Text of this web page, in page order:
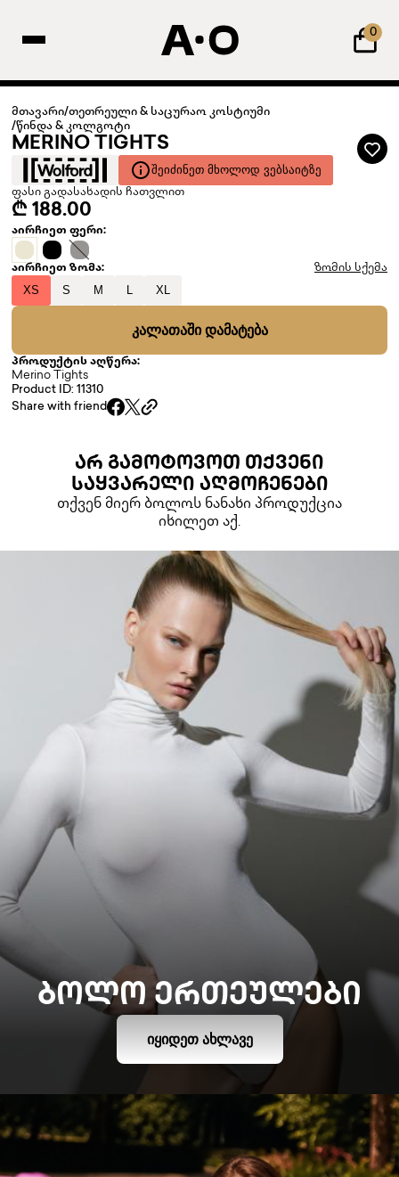
0
მთავარი/თეთრეული & საცურაო კოსტიუმი
/წინდა & კოლგოტი
MERINO TIGHTS
ᲨᲔᲘᲫᲘᲜᲔᲗ ᲛᲮᲝᲚᲝᲓ ᲕᲔᲑᲡᲐᲘᲢᲖᲔ
ფასი გადასახადის ჩათვლით
₾ 188.00
აირჩიეთ ფერი:
აირჩიეთ ზომა: ზომის სქემა
XS S M L XL
ᲙᲐᲚᲐᲗᲐᲨᲘ ᲓᲐᲛᲐᲢᲔᲑᲐ
პროდუქტის აღწერა:
Merino Tights
Product ID: 11310
Share with friend
ᲐᲠ ᲒᲐᲛᲝᲢᲝᲕᲝᲗ ᲗᲥᲕᲔᲜᲘ
ᲡᲐᲧᲕᲐᲠᲔᲚᲘ ᲐᲦᲛᲝᲩᲔᲜᲔᲑᲘ
თქვენ მიერ ბოლოს ნანახი პროდუქცია
იხილეთ აქ.
ᲑᲝᲚᲝ ᲔᲠᲗᲔᲣᲚᲔᲑᲘ
ᲘᲧᲘᲓᲔᲗ ᲐᲮᲚᲐᲕᲔ